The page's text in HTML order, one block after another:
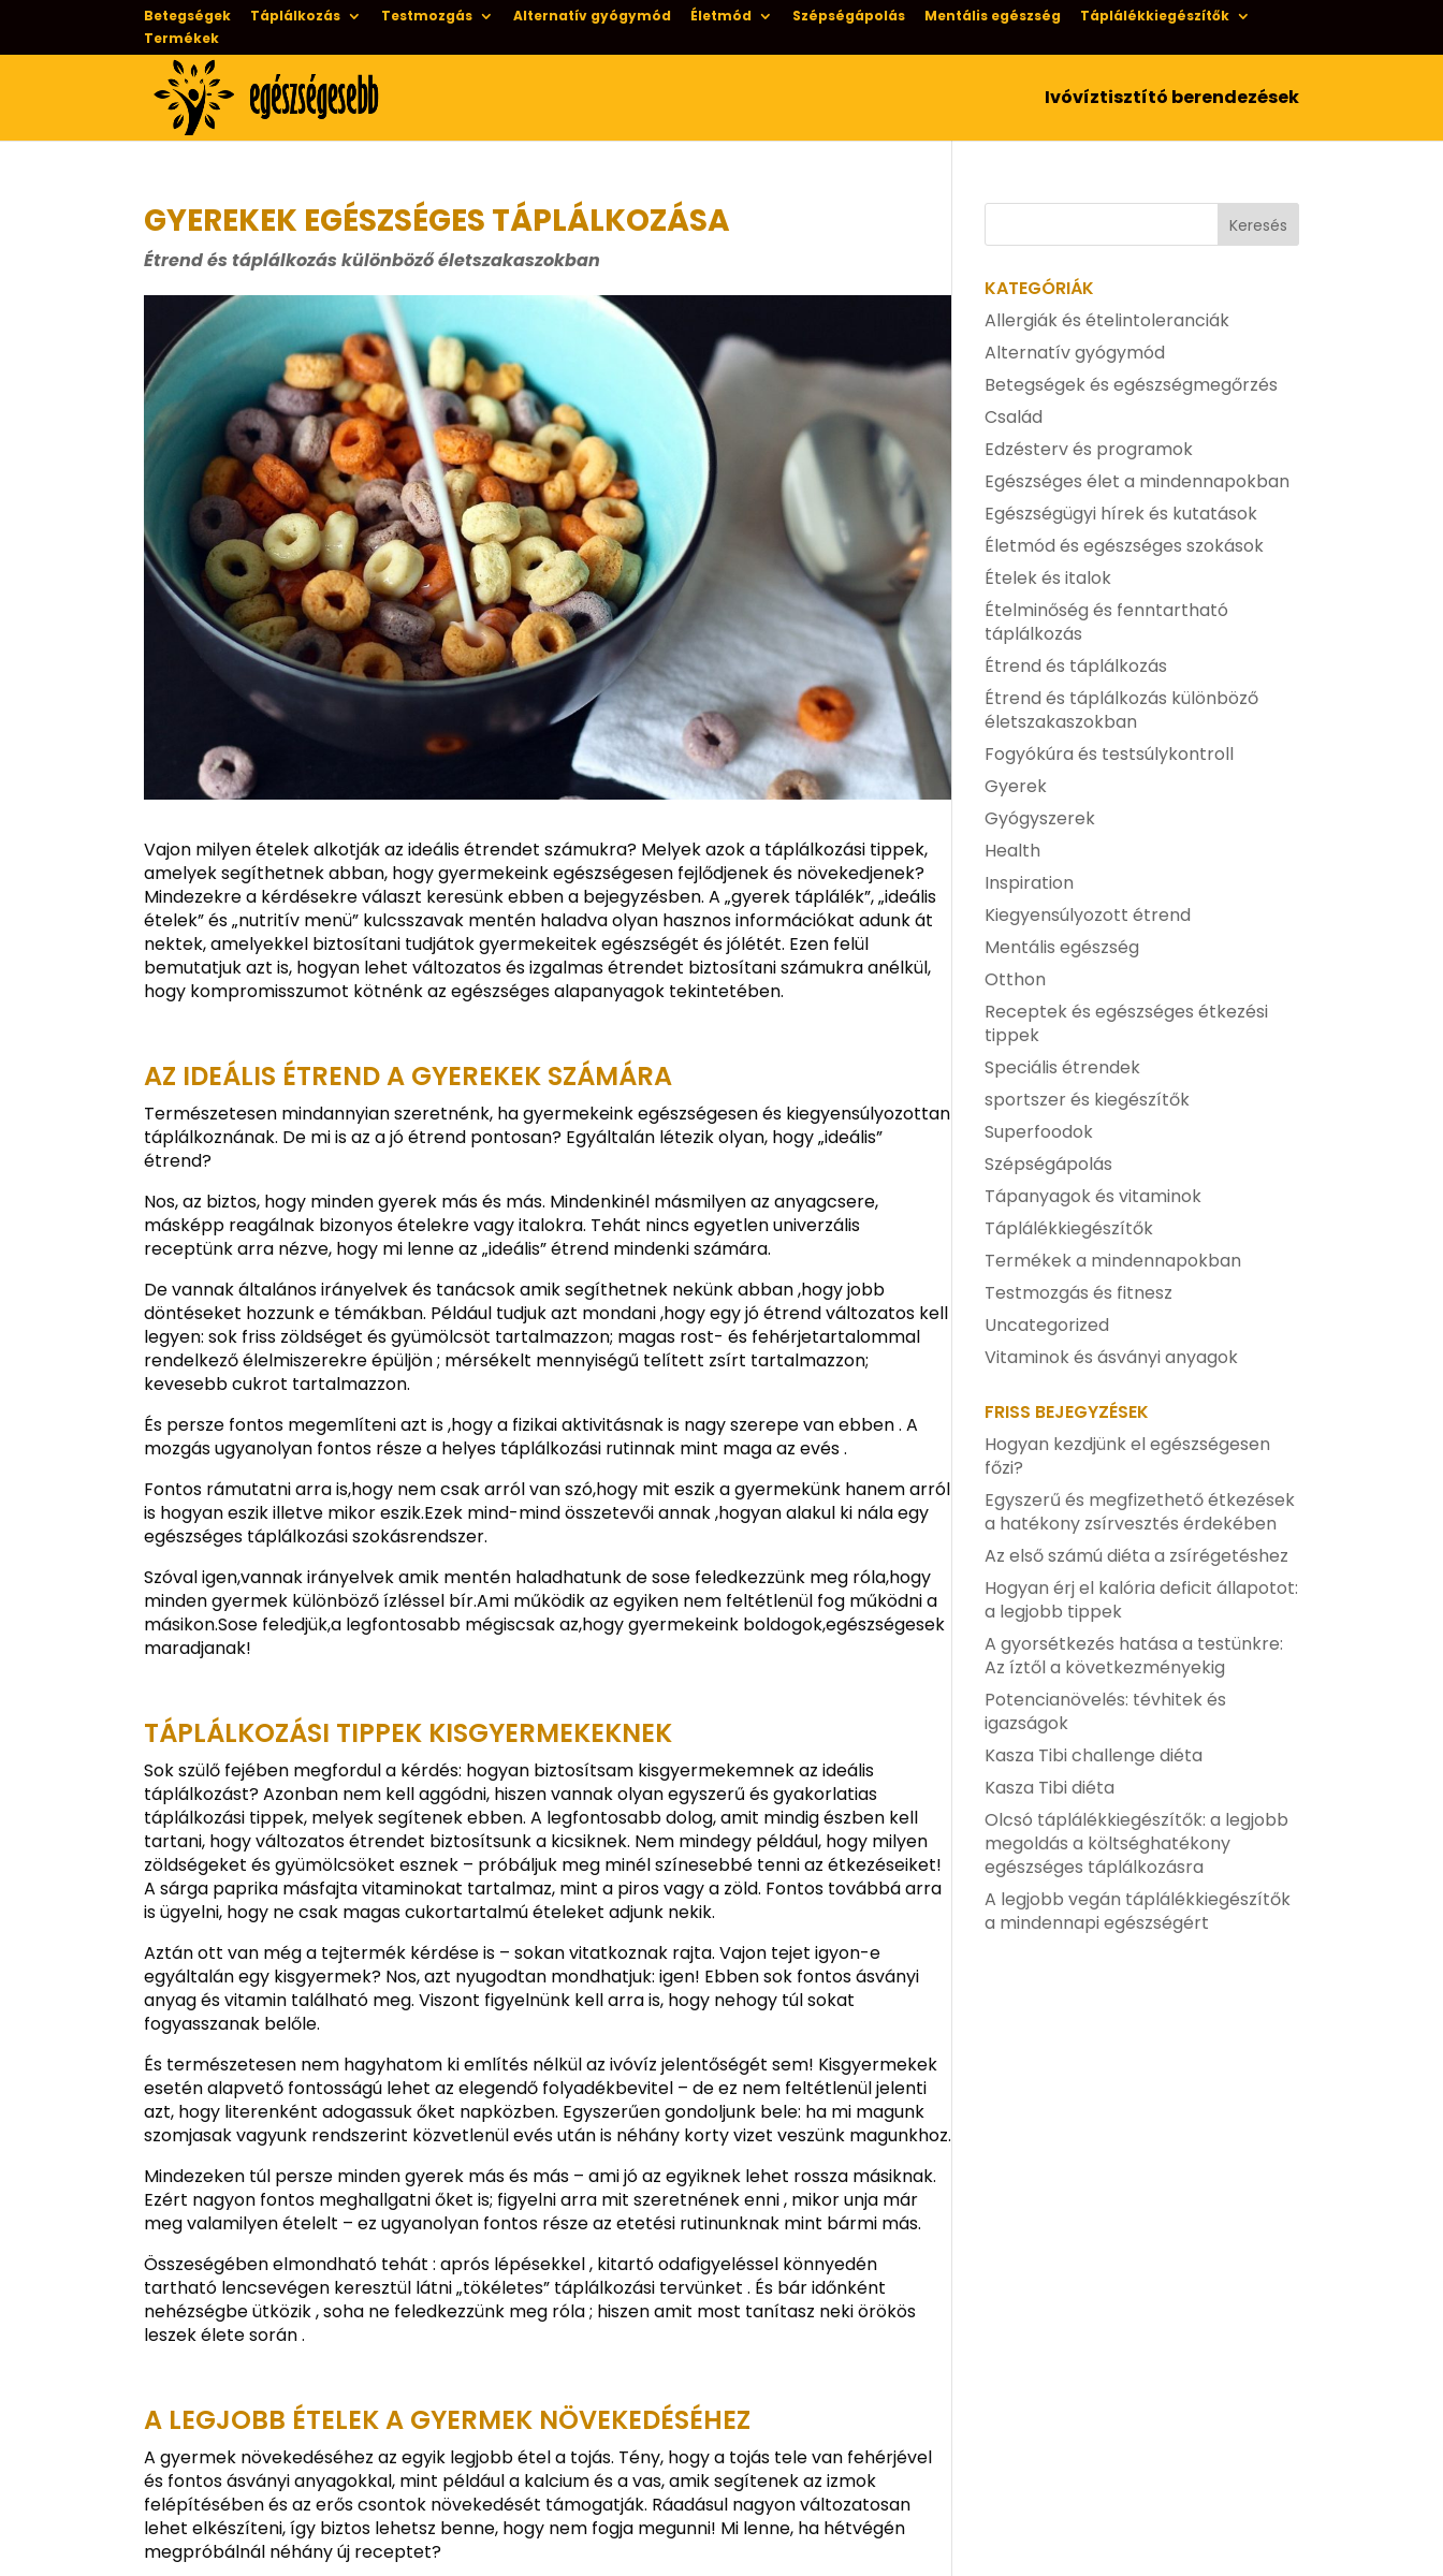
Betegségek Táplálkozás Testmozgás Alternatív gyógymód Életmód Szépségápolás Mentális egészség
Táplálékkiegészítők
Termékek
Ivóvíztisztító berendezések
GYEREKEK EGÉSZSÉGES TÁPLÁLKOZÁSA
Étrend és táplálkozás különböző életszakaszokban
Vajon milyen ételek alkotják az ideális étrendet számukra? Melyek azok a táplálkozási tippek,
amelyek segíthetnek abban, hogy gyermekeink egészségesen fejlődjenek és növekedjenek?
Mindezekre a kérdésekre választ keresünk ebben a bejegyzésben. A „gyerek táplálék”, „ideális
ételek” és „nutritív menü” kulcsszavak mentén haladva olyan hasznos információkat adunk át
nektek, amelyekkel biztosítani tudjátok gyermekeitek egészségét és jólétét. Ezen felül
bemutatjuk azt is, hogyan lehet változatos és izgalmas étrendet biztosítani számukra anélkül,
hogy kompromisszumot kötnénk az egészséges alapanyagok tekintetében.
AZ IDEÁLIS ÉTREND A GYEREKEK SZÁMÁRA
Természetesen mindannyian szeretnénk, ha gyermekeink egészségesen és kiegyensúlyozottan
táplálkoznának. De mi is az a jó étrend pontosan? Egyáltalán létezik olyan, hogy „ideális”
étrend?
Nos, az biztos, hogy minden gyerek más és más. Mindenkinél másmilyen az anyagcsere,
másképp reagálnak bizonyos ételekre vagy italokra. Tehát nincs egyetlen univerzális
receptünk arra nézve, hogy mi lenne az „ideális” étrend mindenki számára.
De vannak általános irányelvek és tanácsok amik segíthetnek nekünk abban ,hogy jobb
döntéseket hozzunk e témákban. Például tudjuk azt mondani ,hogy egy jó étrend változatos kell
legyen: sok friss zöldséget és gyümölcsöt tartalmazzon; magas rost- és fehérjetartalommal
rendelkező élelmiszerekre épüljön ; mérsékelt mennyiségű telített zsírt tartalmazzon;
kevesebb cukrot tartalmazzon.
És persze fontos megemlíteni azt is ,hogy a fizikai aktivitásnak is nagy szerepe van ebben . A
mozgás ugyanolyan fontos része a helyes táplálkozási rutinnak mint maga az evés .
Fontos rámutatni arra is,hogy nem csak arról van szó,hogy mit eszik a gyermekünk hanem arról
is hogyan eszik illetve mikor eszik.Ezek mind-mind összetevői annak ,hogyan alakul ki nála egy
egészséges táplálkozási szokásrendszer.
Szóval igen,vannak irányelvek amik mentén haladhatunk de sose feledkezzünk meg róla,hogy
minden gyermek különböző ízléssel bír.Ami működik az egyiken nem feltétlenül fog működni a
másikon.Sose feledjük,a legfontosabb mégiscsak az,hogy gyermekeink boldogok,egészségesek
maradjanak!
TÁPLÁLKOZÁSI TIPPEK KISGYERMEKEKNEK
Sok szülő fejében megfordul a kérdés: hogyan biztosítsam kisgyermekemnek az ideális
táplálkozást? Azonban nem kell aggódni, hiszen vannak olyan egyszerű és gyakorlatias
táplálkozási tippek, melyek segítenek ebben. A legfontosabb dolog, amit mindig észben kell
tartani, hogy változatos étrendet biztosítsunk a kicsiknek. Nem mindegy például, hogy milyen
zöldségeket és gyümölcsöket esznek – próbáljuk meg minél színesebbé tenni az étkezéseiket!
A sárga paprika másfajta vitaminokat tartalmaz, mint a piros vagy a zöld. Fontos továbbá arra
is ügyelni, hogy ne csak magas cukortartalmú ételeket adjunk nekik.
Aztán ott van még a tejtermék kérdése is – sokan vitatkoznak rajta. Vajon tejet igyon-e
egyáltalán egy kisgyermek? Nos, azt nyugodtan mondhatjuk: igen! Ebben sok fontos ásványi
anyag és vitamin található meg. Viszont figyelnünk kell arra is, hogy nehogy túl sokat
fogyasszanak belőle.
És természetesen nem hagyhatom ki említés nélkül az ivóvíz jelentőségét sem! Kisgyermekek
esetén alapvető fontosságú lehet az elegendő folyadékbevitel – de ez nem feltétlenül jelenti
azt, hogy literenként adogassuk őket napközben. Egyszerűen gondoljunk bele: ha mi magunk
szomjasak vagyunk rendszerint közvetlenül evés után is néhány korty vizet veszünk magunkhoz.
Mindezeken túl persze minden gyerek más és más – ami jó az egyiknek lehet rossza másiknak.
Ezért nagyon fontos meghallgatni őket is; figyelni arra mit szeretnének enni , mikor unja már
meg valamilyen ételelt – ez ugyanolyan fontos része az etetési rutinunknak mint bármi más.
Összeségében elmondható tehát : aprós lépésekkel , kitartó odafigyeléssel könnyedén
tartható lencsevégen keresztül látni „tökéletes” táplálkozási tervünket . És bár időnként
nehézségbe ütközik , soha ne feledkezzünk meg róla ; hiszen amit most tanítasz neki örökös
leszek élete során .
A LEGJOBB ÉTELEK A GYERMEK NÖVEKEDÉSÉHEZ
A gyermek növekedéséhez az egyik legjobb étel a tojás. Tény, hogy a tojás tele van fehérjével
és fontos ásványi anyagokkal, mint például a kalcium és a vas, amik segítenek az izmok
felépítésében és az erős csontok növekedését támogatják. Ráadásul nagyon változatosan
lehet elkészíteni, így biztos lehetsz benne, hogy nem fogja megunni! Mi lenne, ha hétvégén
megpróbálnál néhány új receptet?
KATEGÓRIÁK
Allergiák és ételintoleranciák
Alternatív gyógymód
Betegségek és egészségmegőrzés
Család
Edzésterv és programok
Egészséges élet a mindennapokban
Egészségügyi hírek és kutatások
Életmód és egészséges szokások
Ételek és italok
Ételminőség és fenntartható
táplálkozás
Étrend és táplálkozás
Étrend és táplálkozás különböző
életszakaszokban
Fogyókúra és testsúlykontroll
Gyerek
Gyógyszerek
Health
Inspiration
Kiegyensúlyozott étrend
Mentális egészség
Otthon
Receptek és egészséges étkezési
tippek
Speciális étrendek
sportszer és kiegészítők
Superfoodok
Szépségápolás
Tápanyagok és vitaminok
Táplálékkiegészítők
Termékek a mindennapokban
Testmozgás és fitnesz
Uncategorized
Vitaminok és ásványi anyagok
FRISS BEJEGYZÉSEK
Hogyan kezdjünk el egészségesen
főzi?
Egyszerű és megfizethető étkezések
a hatékony zsírvesztés érdekében
Az első számú diéta a zsírégetéshez
Hogyan érj el kalória deficit állapotot:
a legjobb tippek
A gyorsétkezés hatása a testünkre:
Az íztől a következményekig
Potencianövelés: tévhitek és
igazságok
Kasza Tibi challenge diéta
Kasza Tibi diéta
Olcsó táplálékkiegészítők: a legjobb
megoldás a költséghatékony
egészséges táplálkozásra
A legjobb vegán táplálékkiegészítők
a mindennapi egészségért